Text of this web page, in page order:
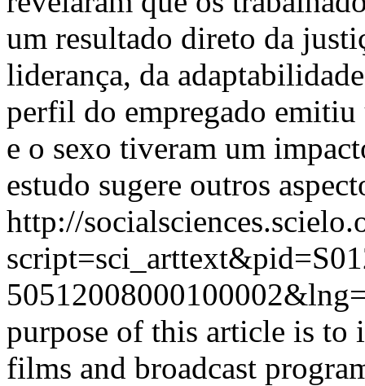
um resultado direto da
liderança, da
perfil do empregado emitiu
e o sexo tiveram um
estudo sugere outros
http://
purpose of this article is to
films and broadcast